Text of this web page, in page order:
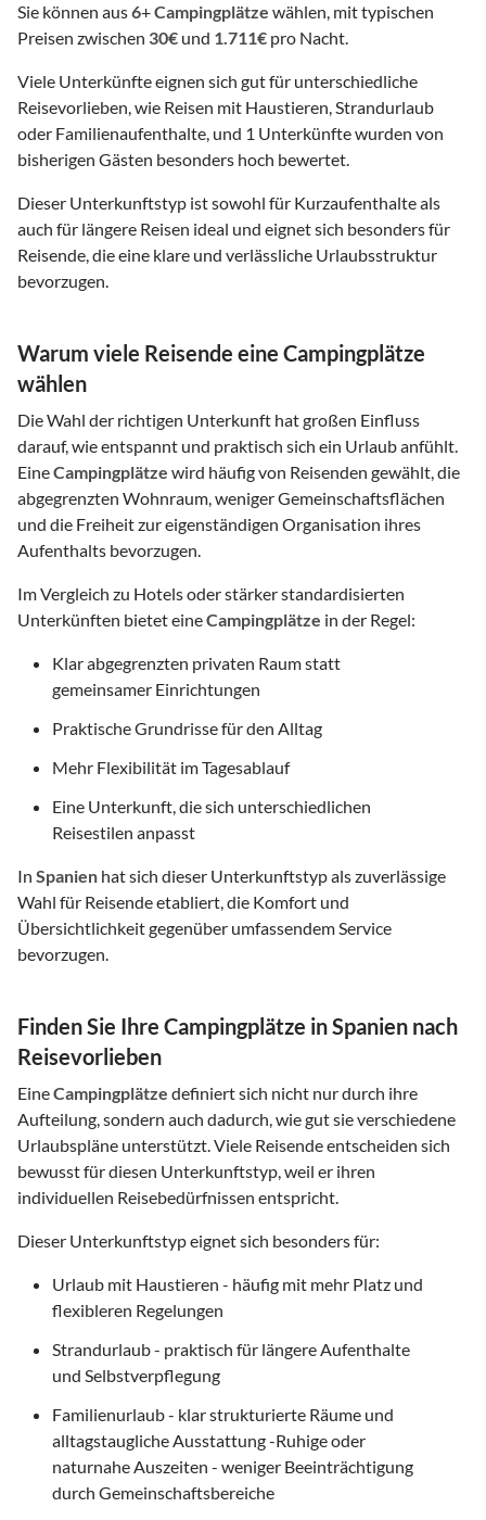
Sie können aus6+Campingplätze wählen, mit typischen
Preisen zwischen 30€ und 1.711€ pro Nacht.
Viele Unterkünfte eignen sich gut für unterschiedliche
Reisevorlieben, wie Reisen mit Haustieren, Strandurlaub
oder Familienaufenthalte, und 1 Unterkünfte wurden von
bisherigen Gästen besonders hoch bewertet.
Dieser Unterkunftstyp ist sowohl für Kurzaufenthalte als
auch für längere Reisen ideal und eignet sich besonders für
Reisende, die eine klare und verlässliche Urlaubsstruktur
bevorzugen.
Warum viele Reisende eine Campingplätze
wählen
Die Wahl der richtigen Unterkunft hat großen Einfluss
darauf, wie entspannt und praktisch sich ein Urlaub anfühlt.
EineCampingplätze wird häufig von Reisenden gewählt, die
abgegrenzten Wohnraum, weniger Gemeinschaftsflächen
und die Freiheit zur eigenständigen Organisation ihres
Aufenthalts bevorzugen.
Im Vergleich zu Hotels oder stärker standardisierten
Unterkünften bietet eineCampingplätze in der Regel:
Klar abgegrenzten privaten Raum statt
gemeinsamer Einrichtungen
Praktische Grundrisse für den Alltag
Mehr Flexibilität im Tagesablauf
Eine Unterkunft, die sich unterschiedlichen
Reisestilen anpasst
In Spanien hat sich dieser Unterkunftstyp als zuverlässige
Wahl für Reisende etabliert, die Komfort und
Übersichtlichkeit gegenüber umfassendem Service
bevorzugen.
Finden Sie Ihre Campingplätze in Spanien nach
Reisevorlieben
EineCampingplätze definiert sich nicht nur durch ihre
Aufteilung, sondern auch dadurch, wie gut sie verschiedene
Urlaubspläne unterstützt. Viele Reisende entscheiden sich
bewusst für diesen Unterkunftstyp, weil er ihren
individuellen Reisebedürfnissen entspricht.
Dieser Unterkunftstyp eignet sich besonders für:
Urlaub mit Haustieren - häufig mit mehr Platz und
flexibleren Regelungen
Strandurlaub - praktisch für längere Aufenthalte
und Selbstverpflegung
Familienurlaub - klar strukturierte Räume und
alltagstaugliche Ausstattung -Ruhige oder
naturnahe Auszeiten - weniger Beeinträchtigung
durch Gemeinschaftsbereiche